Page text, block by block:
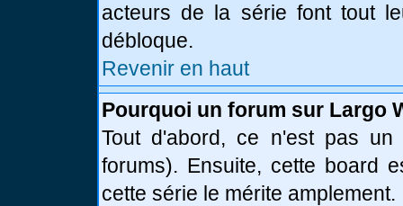
acteurs de la série font tout
débloque.
Revenir en haut
Pourquoi un forum sur Largo
Tout d'abord, ce n'est pas un
forums). Ensuite, cette board
cette série le mérite amplement.